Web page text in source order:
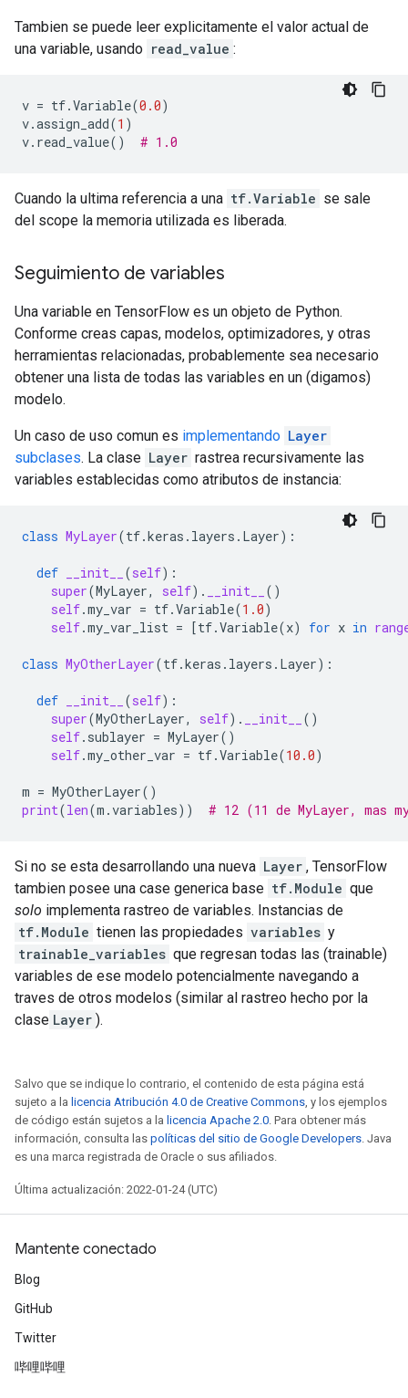
Tambien se puede leer explicitamente el valor actual de
una variable, usando read_value :
v = tf.Variable(0.0)
v.assign_add(1 )
v. read_value() # 1.0
Cuando la ultima referencia a una tf.Variable se sale
del scope la memoria utilizada es liberada.
Seguimiento de variables
Una variable en TensorFlow es un objeto de Python.
Conforme creas capas, modelos, optimizadores, y otras
herramientas relacionadas, probablemente sea necesario
obtener una lista de todas las variables en un (digamos)
modelo.
Un caso de uso comun es implementando Layer
subclases. La clase Layer rastrea recursivamente las
variables establecidas como atributos de instancia:
class MyLayer(tf.keras . layers . Layer):
def __init__ (self):
super(MyLayer, self) . __init__
()
self.my_var = tf.Variable(1.0)
self.my_var_list = [tf.Variable(x) for x in
class MyOtherLayer(tf.keras . layers . Layer):
def __init__ (self):
super(MyOtherLayer, self) . __init__
()
self. sublayer = MyLayer()
self.my_other_var = tf.Variable(10.0)
m = MyOtherLayer()
print(len(m .variables)) # 12 (11 de MyLayer, mas
Si no se esta desarrollando una nueva Layer , TensorFlow
tambien posee una case generica base tf.Module que
solo implementa rastreo de variables. Instancias de
tf.Module tienen las propiedades variables y
trainable_variables que regresan todas las (trainable)
variables de ese modelo potencialmente navegando a
traves de otros modelos (similar al rastreo hecho por la
clase Layer ).
Salvo que se indique lo contrario, el contenido de esta página está
sujeto a la licencia Atribución 4.0 de Creative Commons, y los ejemplos
de código están sujetos a la licencia Apache 2.0. Para obtener más
información, consulta las políticas del sitio de Google Developers. Java
es una marca registrada de Oracle o sus afiliados.
Última actualización: 2022-01-24 (UTC)
Mantente conectado
Blog
GitHub
Twitter
哔哩哔哩